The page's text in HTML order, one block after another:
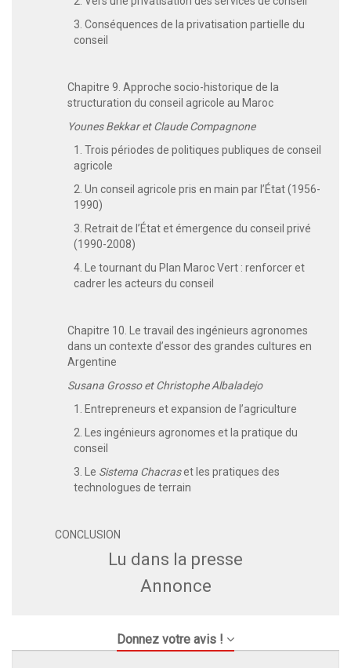
3. Conséquences de la privatisation partielle du
conseil
Chapitre 9. Approche socio-historique de la
structuration du conseil agricole au Maroc
Younes Bekkar et Claude Compagnone
1. Trois périodes de politiques publiques de conseil
agricole
2. Un conseil agricole pris en main par l’État (1956-
1990)
3. Retrait de l’État et émergence du conseil privé
(1990-2008)
4. Le tournant du Plan Maroc Vert : renforcer et
cadrer les acteurs du conseil
Chapitre 10. Le travail des ingénieurs agronomes
dans un contexte d’essor des grandes cultures en
Argentine
Susana Grosso et Christophe Albaladejo
1. Entrepreneurs et expansion de l’agriculture
2. Les ingénieurs agronomes et la pratique du
conseil
3. Le Sistema Chacraset les pratiques des
technologues de terrain
CONCLUSION
Lu dans la presse
Annonce
Donnez votre avis !